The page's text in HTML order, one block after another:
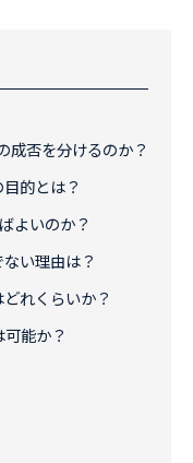
成否を分けるのか？
的とは？
よいのか？
い理由は？
れくらいか？
能か？